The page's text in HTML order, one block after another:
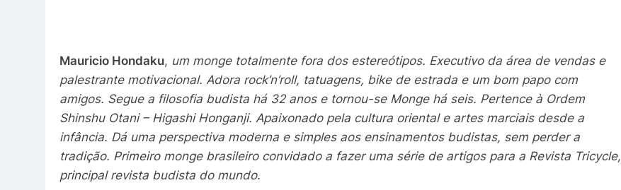
Mauricio Hondaku, um monge totalmente fora dos estereótipos. Executivo da área de vendas e
palestrante motivacional. Adora rock’n’roll, tatuagens, bike de estrada e um bom papo com
amigos. Segue a filosofia budista há 32 anos e tornou-se Monge há seis. Pertence à Ordem
Shinshu Otani – Higashi Honganji. Apaixonado pela cultura oriental e artes marciais desde a
infância. Dá uma perspectiva moderna e simples aos ensinamentos budistas, sem perder a
tradição. Primeiro monge brasileiro convidado a fazer uma série de artigos para a Revista Tricycle,
principal revista budista do mundo.